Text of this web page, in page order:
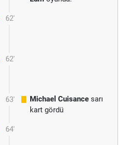
62'
62'
63' Michael Cuisance sarı
kart gördü
64'